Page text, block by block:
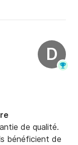
D
de qualité.
bénéficient de